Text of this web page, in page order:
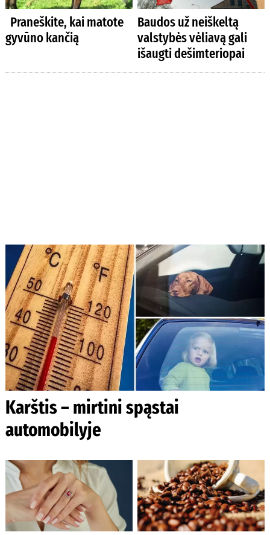
Praneškite, kai matote
gyvūno kančią
Baudos už neiškeltą
valstybės vėliavą gali
išaugti dešimteriopai
Karštis – mirtini spąstai
automobilyje